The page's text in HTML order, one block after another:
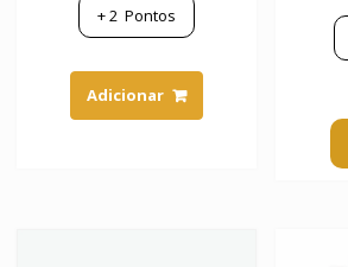
+2 Pontos
Adicionar